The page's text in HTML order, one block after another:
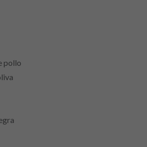
pollo